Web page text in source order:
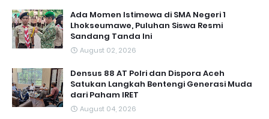
Ada Momen Istimewa di SMA Negeri 1
Lhokseumawe, Puluhan Siswa Resmi
Sandang Tanda Ini
August 02, 2026
Densus 88 AT Polri dan Dispora Aceh
Satukan Langkah Bentengi Generasi Muda
dari Paham IRET
August 04, 2026